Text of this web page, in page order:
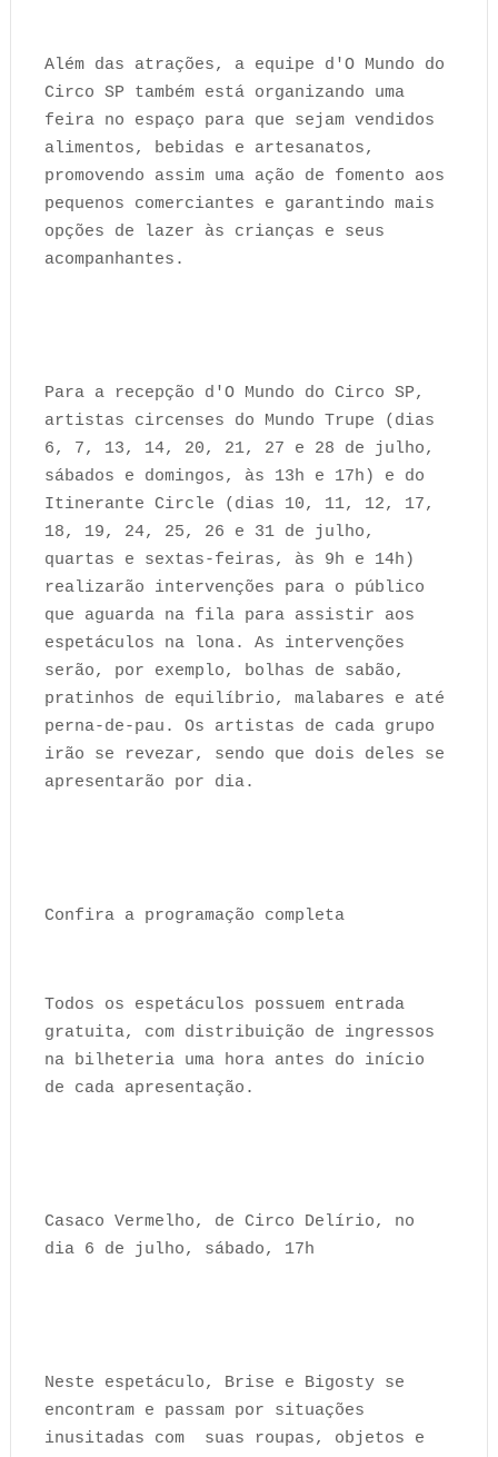
Além das atrações, a equipe d'O Mundo do
Circo SP também está organizando uma
feira no espaço para que sejam vendidos
alimentos, bebidas e artesanatos,
promovendo assim uma ação de fomento aos
pequenos comerciantes e garantindo mais
opções de lazer às crianças e seus
acompanhantes.
Para a recepção d'O Mundo do Circo SP,
artistas circenses do Mundo Trupe (dias
6, 7, 13, 14, 20, 21, 27 e 28 de julho,
sábados e domingos, às 13h e 17h) e do
Itinerante Circle (dias 10, 11, 12, 17,
18, 19, 24, 25, 26 e 31 de julho,
quartas e sextas-feiras, às 9h e 14h)
realizarão intervenções para o público
que aguarda na fila para assistir aos
espetáculos na lona. As intervenções
serão, por exemplo, bolhas de sabão,
pratinhos de equilíbrio, malabares e até
perna-de-pau. Os artistas de cada grupo
irão se revezar, sendo que dois deles se
apresentarão por dia.
Confira a programação completa
Todos os espetáculos possuem entrada
gratuita, com distribuição de ingressos
na bilheteria uma hora antes do início
de cada apresentação.
Casaco Vermelho, de Circo Delírio, no
dia 6 de julho, sábado, 17h
Neste espetáculo, Brise e Bigosty se
encontram e passam por situações
inusitadas com suas roupas, objetos e